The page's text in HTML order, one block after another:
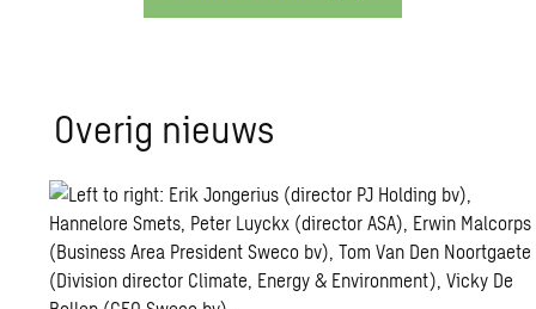
Overig nieuws